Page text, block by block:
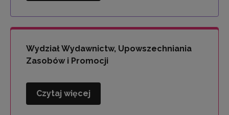
Językowych
i
Międzynarodowej
Wydział Wydawnictw, Upowszechniania
Zasobów i Promocji
Wydział
Czytaj więcej